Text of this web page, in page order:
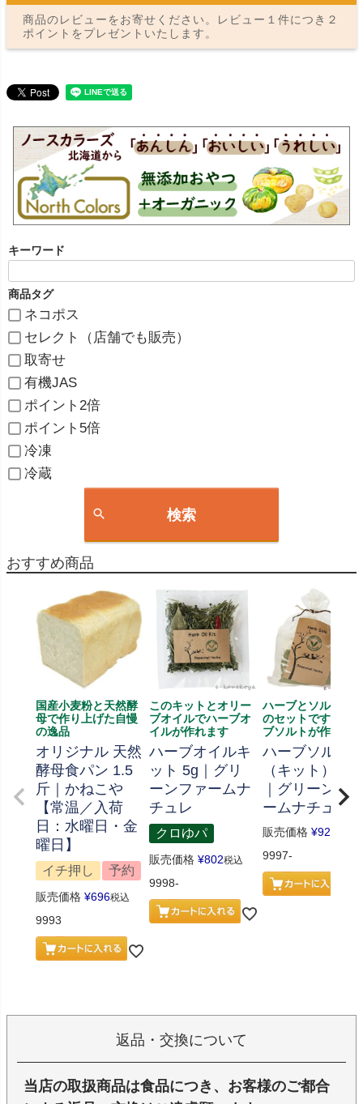
商品のレビューをお寄せください。レビュー１件につき２
ポイントをプレゼントいたします。
キーワード
商品タグ
ネコポス
セレクト（店舗でも販売）
取寄せ
有機JAS
ポイント2倍
ポイント5倍
冷凍
冷蔵
検索
おすすめ商品
国産小麦粉と天然酵
母で作り上げた自慢
の逸品
オリジナル 天然
酵母食パン 1.5
斤｜かねこや
【常温／入荷
日：水曜日・金
曜日】
イチ押し 予約
販売価格 ¥696税込
9993
このキットとオリー
ブオイルでハーブオ
イルが作れます
ハーブオイルキ
ット 5g｜グリ
ーンファームナ
チュレ
クロゆパ
販売価格 ¥802税込
9998-
ハーブとソルト、
のセットです、ハ
ブソルトが作れま
ハーブソルト
（キット） 70g
｜グリーンフ
ームナチュレ
販売価格 ¥926
9997-
返品・交換について
当店の取扱商品は食品につき、お客様のご都合